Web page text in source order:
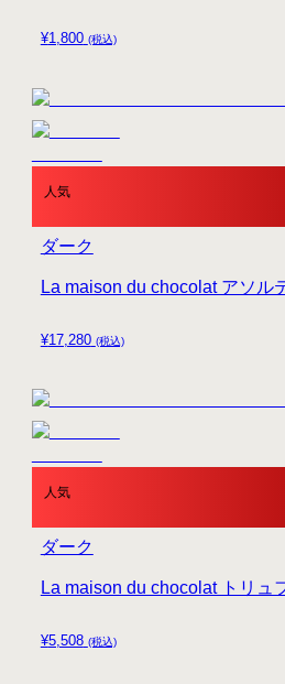
¥1,800 (税込)
人気
¥17,280 (税込)
La maison du chocolat アソル
ダーク
人気
¥5,508 (税込)
La maison du chocolat トリュ
ダーク